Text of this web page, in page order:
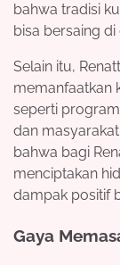
bahwa tradisi
bisa bersaing
Selain itu,
memanfaatkan
seperti
dan
bahwa bagi
menciptakan
dampak positif
Gaya